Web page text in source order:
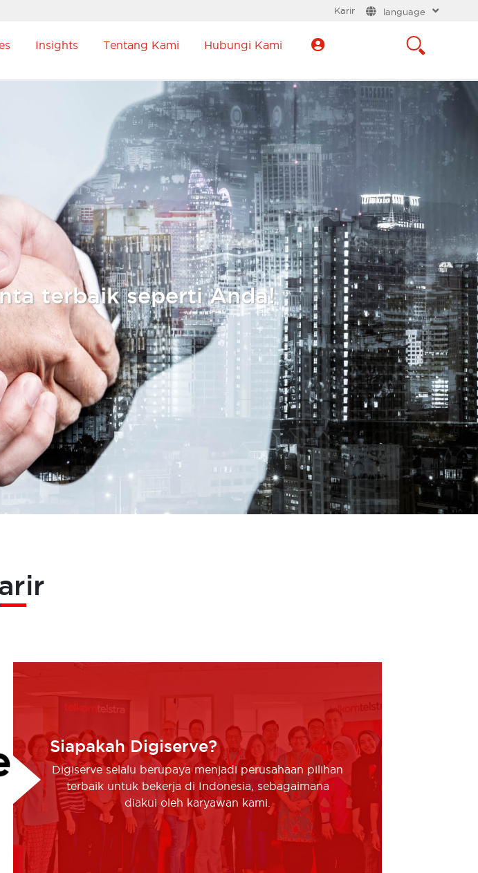
language
Karir
Insights Tentang Kami Hubungi Kami
terbaik seperti Anda!
Siapakah Digiserve?
Digiserve selalu berupaya menjadi perusahaan pilihan
terbaik untuk bekerja di Indonesia, sebagaimana
diakui oleh karyawan kami.